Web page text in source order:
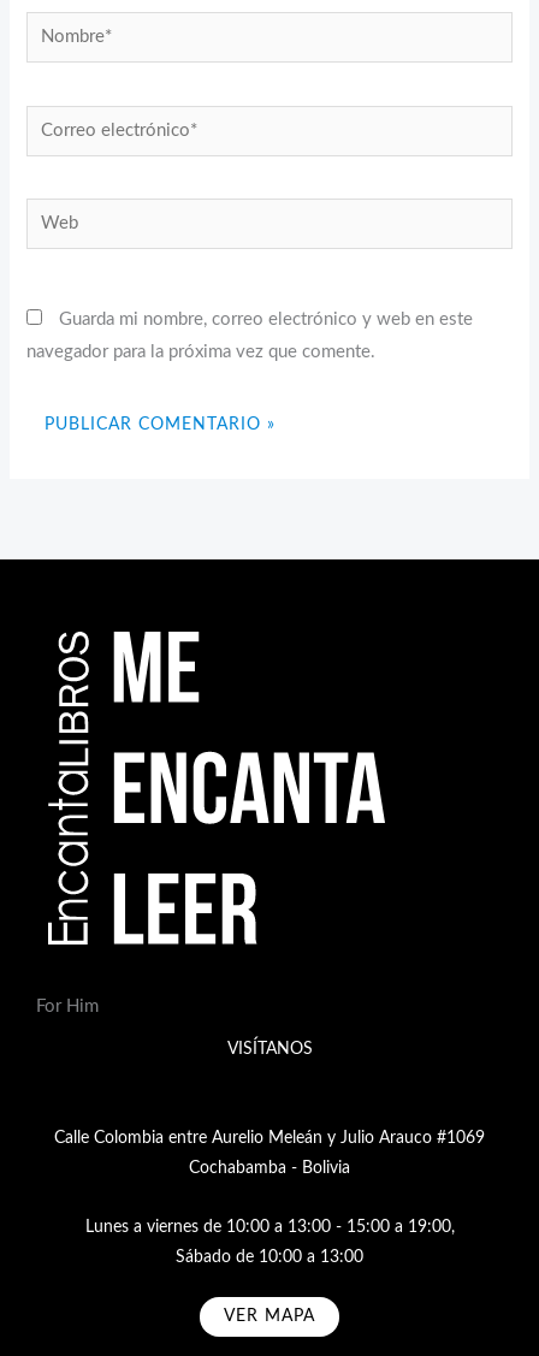
Nombre*
Correo
electrónico*
Web
Guarda mi nombre, correo electrónico y web en este
navegador para la próxima vez que comente.
For Him
VISÍTANOS
Calle Colombia entre Aurelio Meleán y Julio Arauco #1069
Cochabamba - Bolivia
Lunes a viernes de 10:00 a 13:00 - 15:00 a 19:00,
Sábado de 10:00 a 13:00
VER MAPA